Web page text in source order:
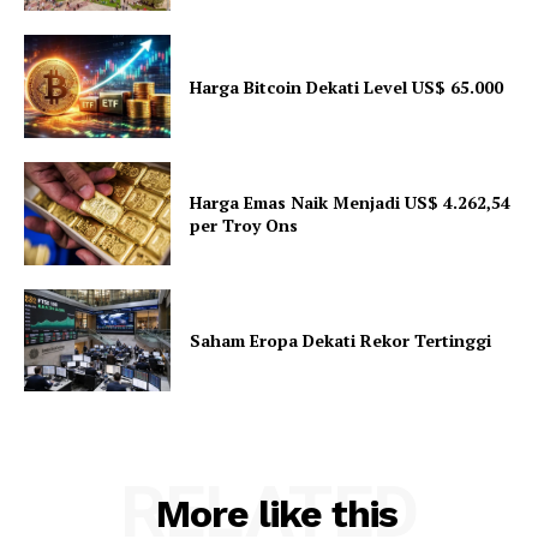
Harga Bitcoin Dekati Level US$ 65.000
Harga Emas Naik Menjadi US$ 4.262,54
per Troy Ons
Saham Eropa Dekati Rekor Tertinggi
More like this
RELATED